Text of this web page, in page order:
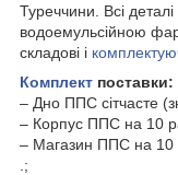
Туреччини. Всі
водоемульсійною
складові і
Комплект поставки:
– Дно ППС сітчасте
– Корпус ППС на 10
– Магазин ППС на 10
.;